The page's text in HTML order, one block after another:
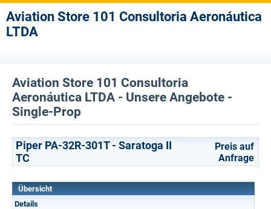
Aviation Store 101 Consultoria Aeronáutica
LTDA
Aviation Store 101 Consultoria
Aeronáutica LTDA - Unsere Angebote -
Single-Prop
Piper PA-32R-301T - Saratoga II
TC
Preis auf
Anfrage
Übersicht
Details